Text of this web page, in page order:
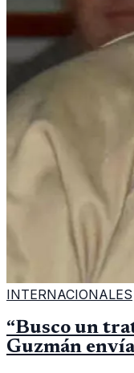
INTERNACIONALES
“Busco un
Guzmán